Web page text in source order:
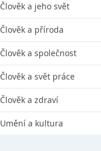
Člověk a jeho svět
Člověk a příroda
Člověk a společnost
Člověk a svět práce
Člověk a zdraví
Umění a kultura